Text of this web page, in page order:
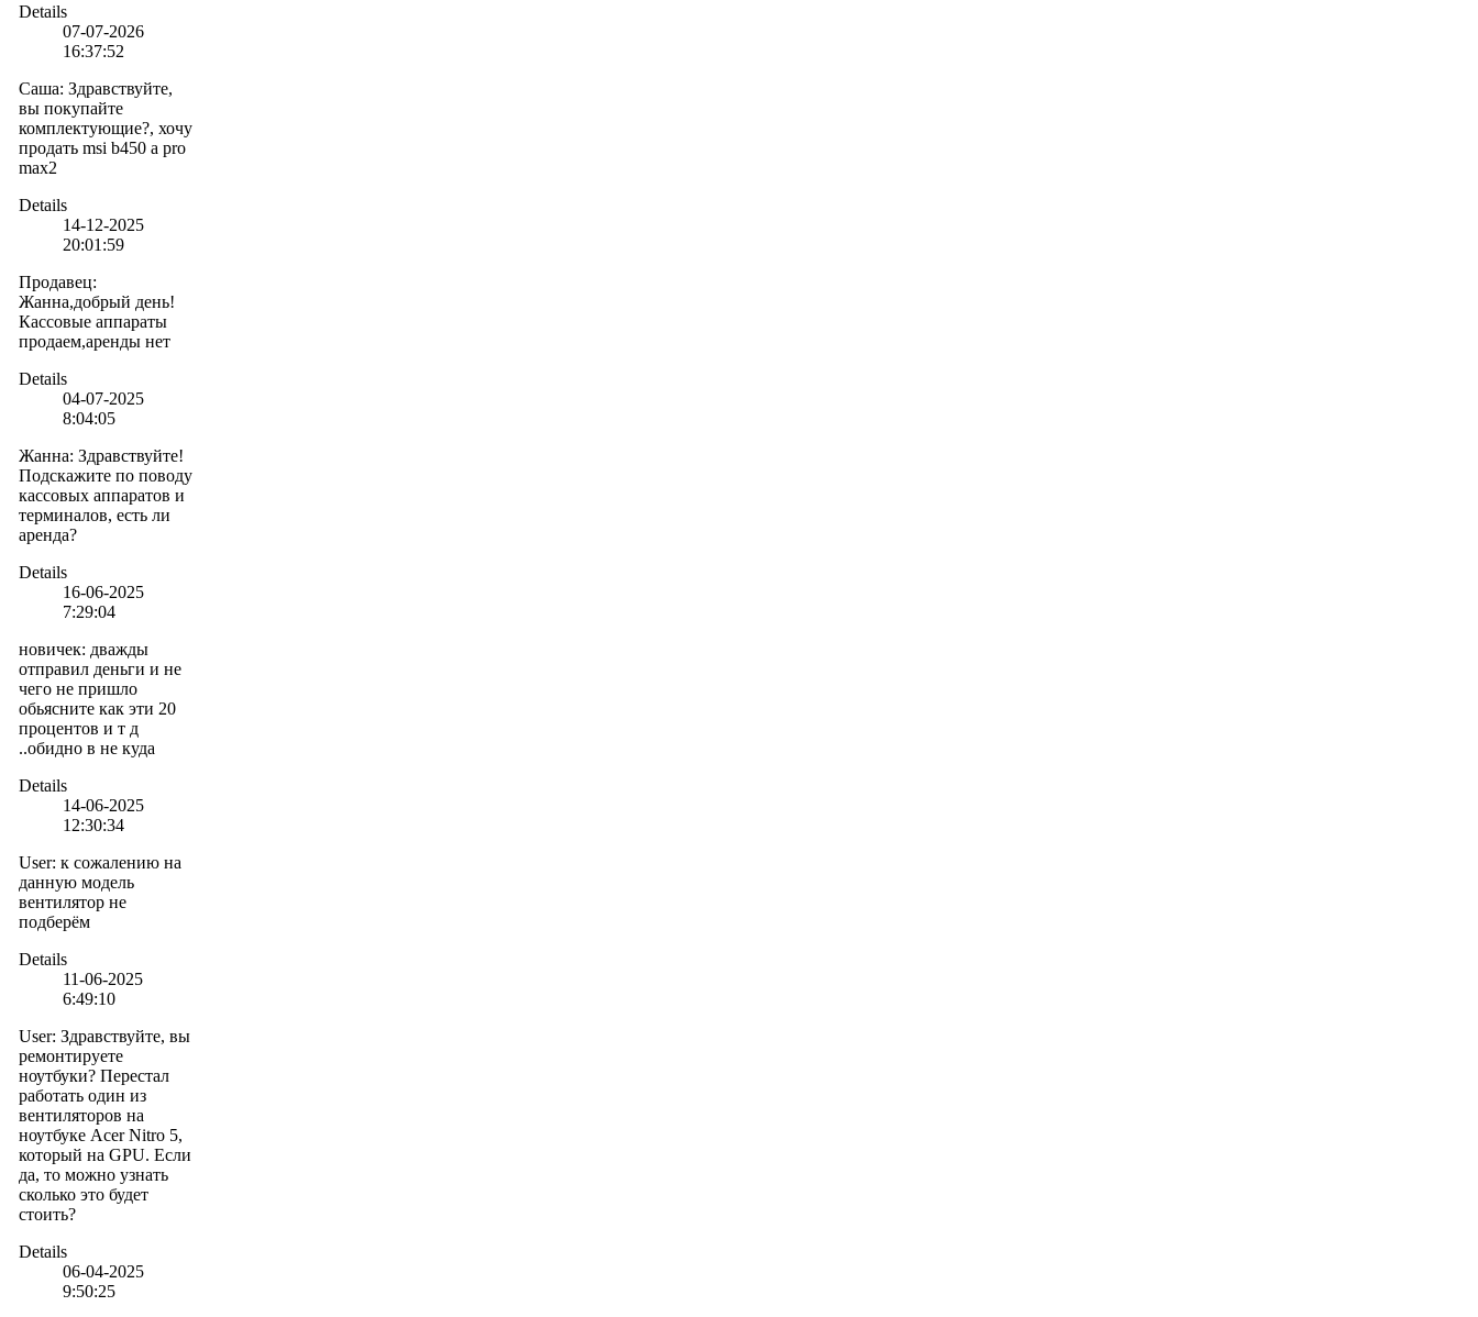
Details
07-07-2026
16:37:52
Саша: Здравствуйте,
вы покупайте
комплектующие?, хочу
продать msi b450 a pro
max2
Details
14-12-2025
20:01:59
Продавец:
Жанна,добрый день!
Кассовые аппараты
продаем,аренды нет
Details
04-07-2025
8:04:05
Жанна: Здравствуйте!
Подскажите по поводу
кассовых аппаратов и
терминалов, есть ли
аренда?
Details
16-06-2025
7:29:04
новичек: дважды
отправил деньги и не
чего не пришло
обьясните как эти 20
процентов и т д
..обидно в не куда
Details
14-06-2025
12:30:34
User: к сожалению на
данную модель
вентилятор не
подберём
Details
11-06-2025
6:49:10
User: Здравствуйте, вы
ремонтируете
ноутбуки? Перестал
работать один из
вентиляторов на
ноутбуке Acer Nitro 5,
который на GPU. Если
да, то можно узнать
сколько это будет
стоить?
Details
06-04-2025
9:50:25